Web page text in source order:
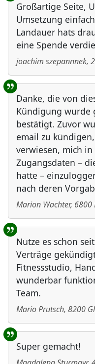
Großartige Seite,
Umsetzung
Landauer hats
eine Spende
joachim szepannnek,
Danke, die von
Kündigung wurde
bestätigt. Zuvor
email zu
verwiesen, mich
Zugangsdaten –
hatte –
nach deren
Marion Wachter, 6800
Nutze es schon
Verträge
Fitnessstudio,
wunderbar
Team.
Mario Prutsch, 8200
Super gemacht!